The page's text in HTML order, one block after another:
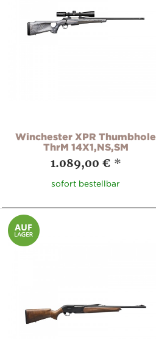
Winchester XPR Thumbhole
ThrM 14X1,NS,SM
1.089,00 € *
sofort bestellbar